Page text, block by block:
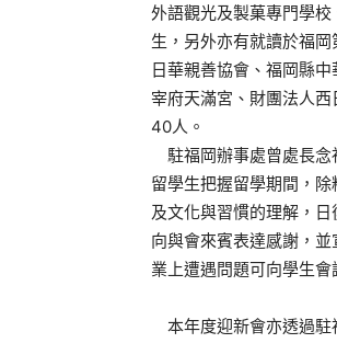
外語觀光及製菓專門學
生，另外亦有就讀於福
日華親善協會、福岡縣
宰府天滿宮、財團法人
40人。
駐福岡辦事處曾處長念
留學生把握留學期間，
及文化與習慣的理解，
向與會來賓表達感謝，
業上遭遇問題可向學生會
本年度迎新會亦透過駐